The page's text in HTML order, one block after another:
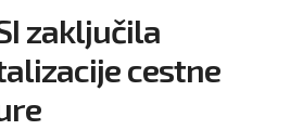
zaključila
cestne